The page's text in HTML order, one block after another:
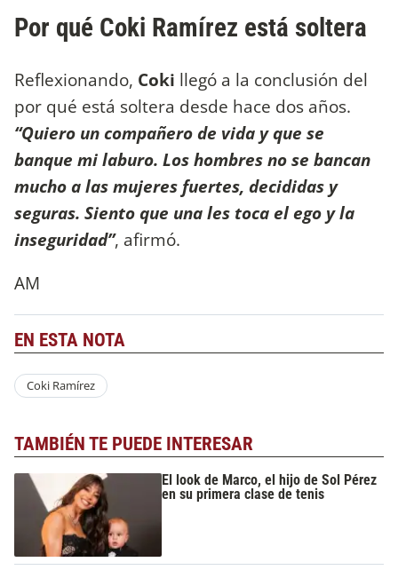
Por qué Coki Ramírez está soltera
Reflexionando, Coki llegó a la conclusión del
por qué está soltera desde hace dos años.
“Quiero un compañero de vida y que se
banque mi laburo. Los hombres no se bancan
mucho a las mujeres fuertes, decididas y
seguras. Siento que una les toca el ego y la
inseguridad”, afirmó.
AM
EN ESTA NOTA
Coki Ramírez
TAMBIÉN TE PUEDE INTERESAR
El look de Marco, el hijo de Sol Pérez
en su primera clase de tenis